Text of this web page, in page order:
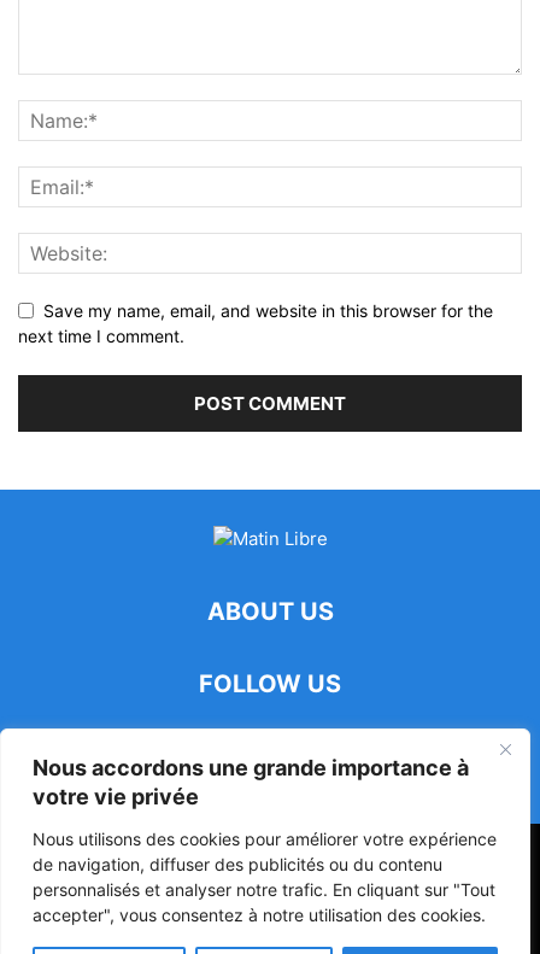
Nous accordons une grande importance à
votre vie privée
Nous utilisons des cookies pour améliorer votre expérience
de navigation, diffuser des publicités ou du contenu
personnalisés et analyser notre trafic. En cliquant sur "Tout
accepter", vous consentez à notre utilisation des cookies.
Save my name, email, and website in this browser for the
next time I comment.
ABOUT US
FOLLOW US
47ᵉ Assemblée Mondiale sur la Protection de la Vie Privée: Me
Luciano Hounkponou représente le Bénin à Séoul